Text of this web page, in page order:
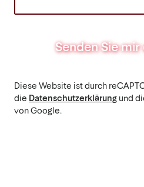
Senden Sie
Diese Website ist durch
die Datenschutzerklärung und
von Google.